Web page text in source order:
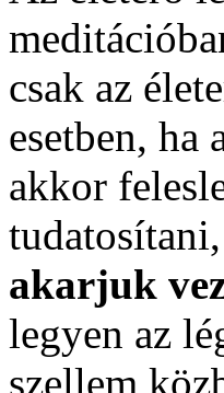
csak az
esetben, ha
akkor
akarjuk
legyen az
szellem